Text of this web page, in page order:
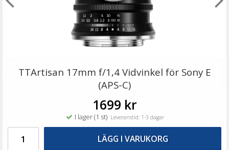
JJC Motljusskydd Vidvinkel - Silikon 55mm
89 kr
LÄGG I VARUKORG
TTArtisan 17mm f/1,4 Vidvinkel för Sony E
(APS-C)
1699 kr
I lager (1 st) Leveranstid: 1-3 dagar
LÄGG I VARUKORG